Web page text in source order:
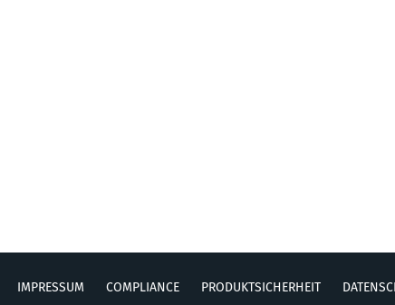
IMPRESSUM COMPLIANCE PRODUKTSICHERHEIT